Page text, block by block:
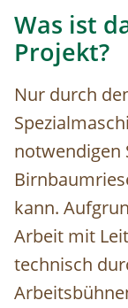
Was ist
Projekt?
Nur durch
notwendigen
kann.
Arbeit mit
technisch